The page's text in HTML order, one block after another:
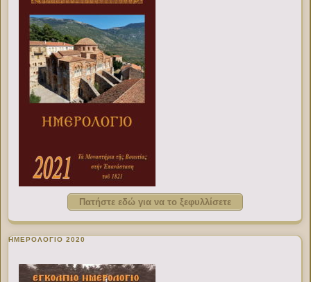
Πατήστε εδώ για να το ξεφυλλίσετε
ΗΜΕΡΟΛΟΓΙΟ 2020